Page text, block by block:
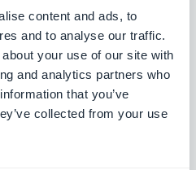
content and ads, to
and to analyse our traffic.
your use of our site with
and analytics partners who
that you’ve
collected from your use
le contenu de
dans votre
le Plugin GoodBarber